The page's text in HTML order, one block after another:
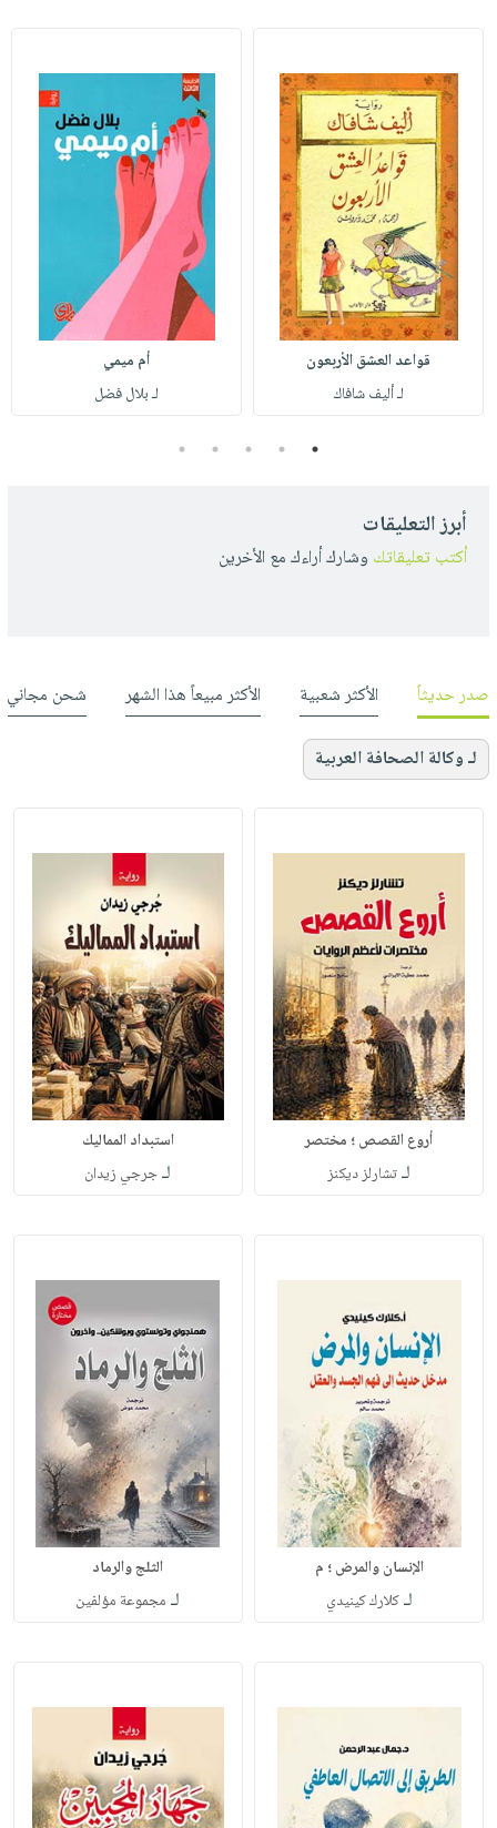
قواعد العشق الأربعون
لـ أليف شافاك
أم ميمي
لـ بلال فضل
1
2
3
4
5
أبرز التعليقات
أكتب تعليقاتك وشارك أراءك مع الأخرين
صدر حديثاً الأكثر شعبية الأكثر مبيعاً هذا الشهر شحن مجاني
لـ وكالة الصحافة العربية
أروع القصص ؛ مختصر
لـتشارلز ديكنز
استبداد المماليك
لـجرجي زيدان
الإنسان والمرض ؛ م
لـكلارك كينيدي
الثلج والرماد
لـ مجموعة مؤلفين